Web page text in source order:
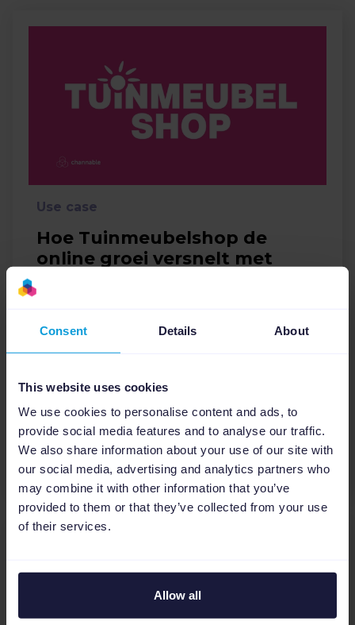
Consent Details About
This website uses cookies
We use cookies to personalise content and ads, to
provide social media features and to analyse our traffic.
We also share information about your use of our site with
our social media, advertising and analytics partners who
may combine it with other information that you’ve
provided to them or that they’ve collected from your use
of their services.
Allow all
Use case
Hoe Tuinmeubelshop de
online groei versnelt met
commerce operatie met Channable’s Feed
Management, SEA Tool en Marktplaats-
actuele advertenties en een hogere ROAS....
SEA Webshop
Lees verder